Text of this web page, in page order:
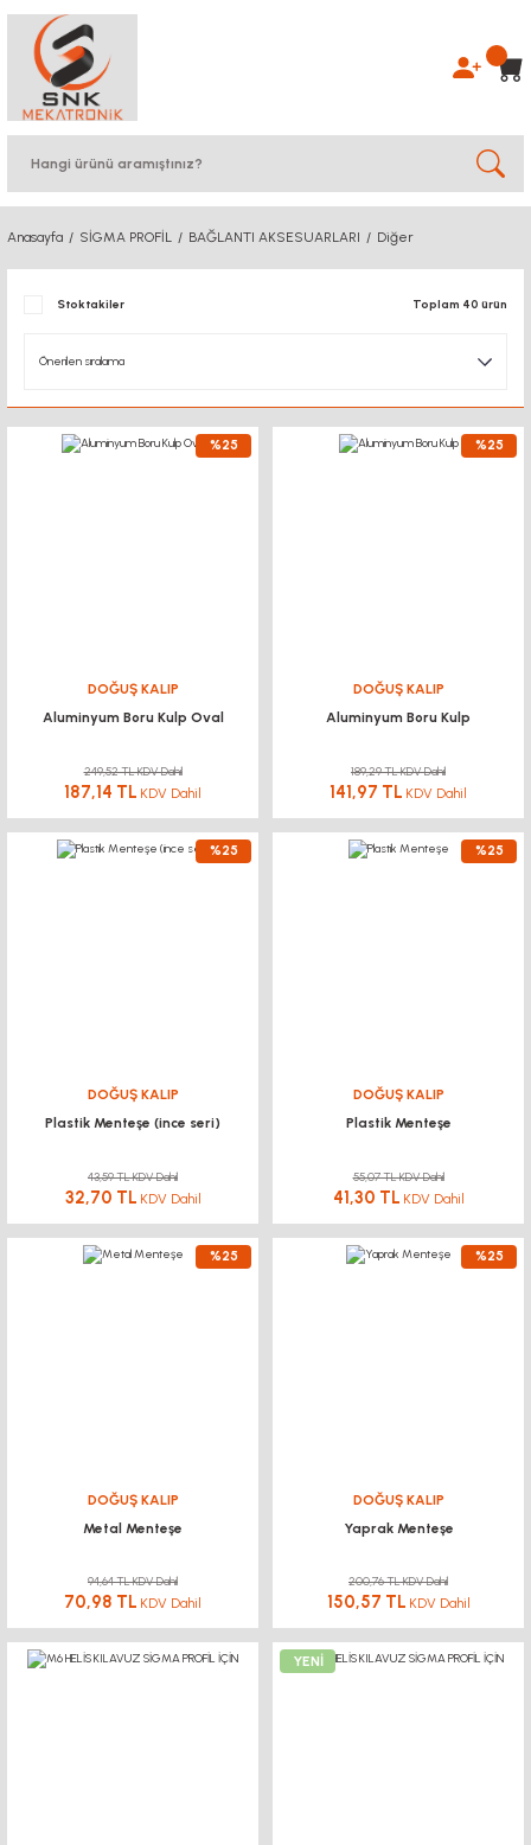
Anasayfa SİGMA PROFİL BAĞLANTI AKSESUARLARI Diğer
Stoktakiler Toplam 40 ürün
%25
DOĞUŞ KALIP
Aluminyum Boru Kulp Oval
249,52 TL KDV Dahil
187,14 TL KDV Dahil
%25
DOĞUŞ KALIP
Aluminyum Boru Kulp
189,29 TL KDV Dahil
141,97 TL KDV Dahil
%25
DOĞUŞ KALIP
Plastik Menteşe (ince seri)
43,59 TL KDV Dahil
32,70 TL KDV Dahil
%25
DOĞUŞ KALIP
Plastik Menteşe
55,07 TL KDV Dahil
41,30 TL KDV Dahil
%25
DOĞUŞ KALIP
Metal Menteşe
94,64 TL KDV Dahil
70,98 TL KDV Dahil
%25
DOĞUŞ KALIP
Yaprak Menteşe
200,76 TL KDV Dahil
150,57 TL KDV Dahil
YENİ